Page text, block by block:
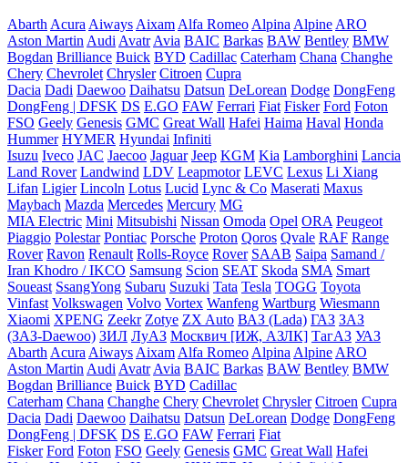
Abarth Acura Aiways Aixam Alfa Romeo Alpina Alpine ARO
Aston Martin Audi Avatr Avia BAIC Barkas BAW Bentley BMW
Bogdan Brilliance Buick BYD Cadillac Caterham Chana Changhe
Chery Chevrolet Chrysler Citroen Cupra
Dacia Dadi Daewoo Daihatsu Datsun DeLorean Dodge DongFeng
DongFeng | DFSK DS E.GO FAW Ferrari Fiat Fisker Ford Foton
FSO Geely Genesis GMC Great Wall Hafei Haima Haval Honda
Hummer HYMER Hyundai Infiniti
Isuzu Iveco JAC Jaecoo Jaguar Jeep KGM Kia Lamborghini Lancia
Land Rover Landwind LDV Leapmotor LEVC Lexus Li Xiang
Lifan Ligier Lincoln Lotus Lucid Lync & Co Maserati Maxus
Maybach Mazda Mercedes Mercury MG
MIA Electric Mini Mitsubishi Nissan Omoda Opel ORA Peugeot
Piaggio Polestar Pontiac Porsche Proton Qoros Qvale RAF Range
Rover Ravon Renault Rolls-Royce Rover SAAB Saipa Samand /
Iran Khodro / IKCO Samsung Scion SEAT Skoda SMA Smart
Soueast SsangYong Subaru Suzuki Tata Tesla TOGG Toyota
Vinfast Volkswagen Volvo Vortex Wanfeng Wartburg Wiesmann
Xiaomi XPENG Zeekr Zotye ZX Auto ВАЗ (Lada) ГАЗ ЗАЗ
(ЗАЗ-Daewoo) ЗИЛ ЛуАЗ Москвич [ИЖ, АЗЛК] ТагАЗ УАЗ
Abarth Acura Aiways Aixam Alfa Romeo Alpina Alpine ARO
Aston Martin Audi Avatr Avia BAIC Barkas BAW Bentley BMW
Bogdan Brilliance Buick BYD Cadillac
Caterham Chana Changhe Chery Chevrolet Chrysler Citroen Cupra
Dacia Dadi Daewoo Daihatsu Datsun DeLorean Dodge DongFeng
DongFeng | DFSK DS E.GO FAW Ferrari Fiat
Fisker Ford Foton FSO Geely Genesis GMC Great Wall Hafei